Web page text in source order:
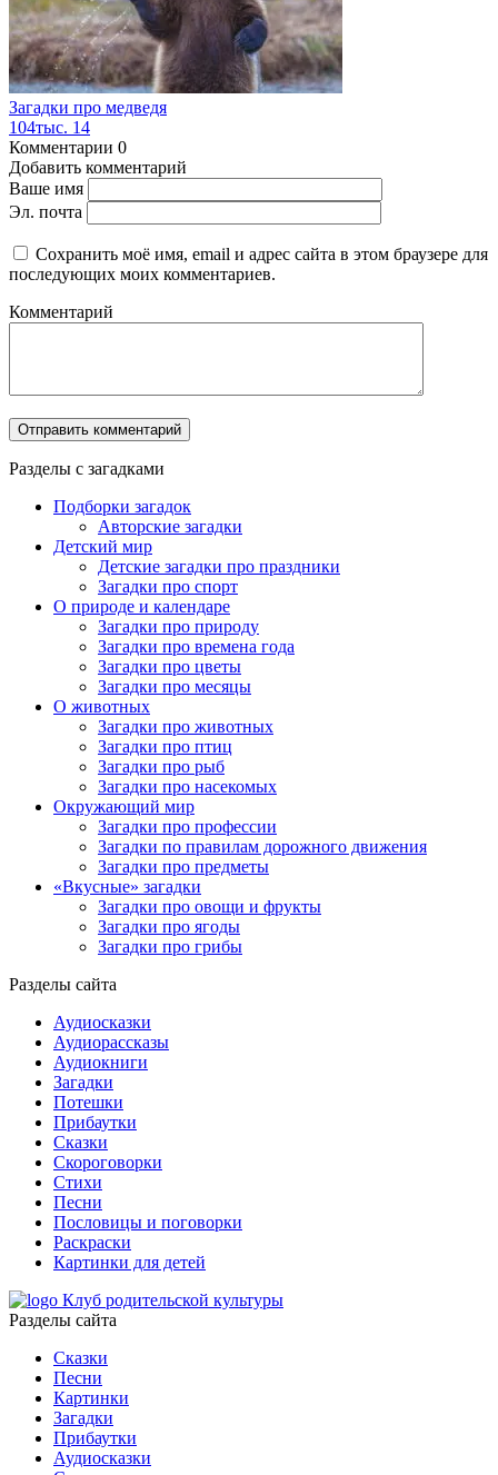
Загадки про медведя
104тыс. 14
Комментарии 0
Добавить комментарий
Ваше имя
Эл. почта
Сохранить моё имя, email и адрес сайта в этом браузере для
последующих моих комментариев.
Комментарий
Разделы с загадками
Подборки загадок
Авторские загадки
Детский мир
Детские загадки про праздники
Загадки про спорт
О природе и календаре
Загадки про природу
Загадки про времена года
Загадки про цветы
Загадки про месяцы
О животных
Загадки про животных
Загадки про птиц
Загадки про рыб
Загадки про насекомых
Окружающий мир
Загадки про профессии
Загадки по правилам дорожного движения
Загадки про предметы
«Вкусные» загадки
Загадки про овощи и фрукты
Загадки про ягоды
Загадки про грибы
Разделы сайта
Аудиосказки
Аудиорассказы
Аудиокниги
Загадки
Потешки
Прибаутки
Сказки
Скороговорки
Стихи
Песни
Пословицы и поговорки
Раскраски
Картинки для детей
Клуб родительской культуры
Разделы сайта
Сказки
Песни
Картинки
Загадки
Прибаутки
Аудиосказки